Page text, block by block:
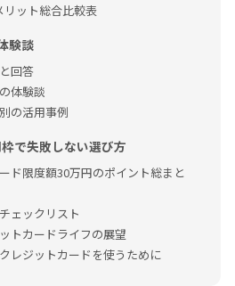
リット総合比較表
験談
回答
体験談
の活用事例
で失敗しない選び方
ド限度額30万円のポイント総まと
ェックリスト
トカードライフの展望
レジットカードを使うために